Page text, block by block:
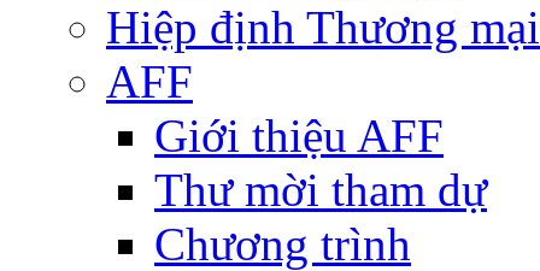
Hiệp định Thương
AFF
Giới thiệu AFF
Thư mời tham dự
Chương trình